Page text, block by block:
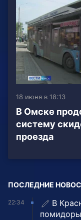
18 июня в 18:13
В Омске
систему
проезда
ПОСЛЕДНИЕ
22:34
В